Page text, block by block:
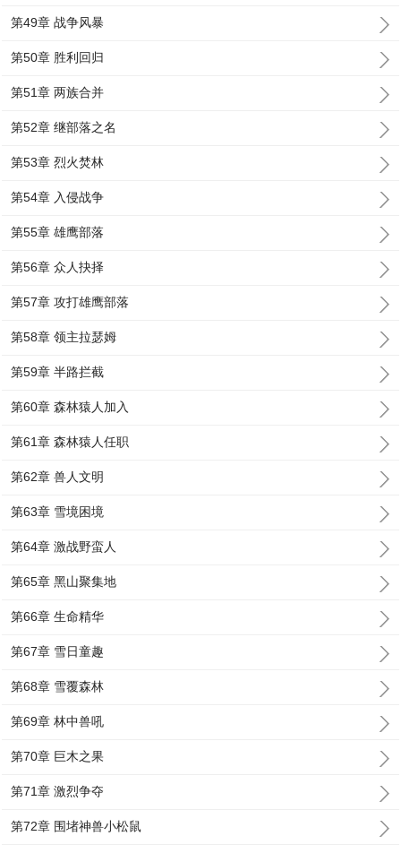
第49章 战争风暴
第50章 胜利回归
第51章 两族合并
第52章 继部落之名
第53章 烈火焚林
第54章 入侵战争
第55章 雄鹰部落
第56章 众人抉择
第57章 攻打雄鹰部落
第58章 领主拉瑟姆
第59章 半路拦截
第60章 森林猿人加入
第61章 森林猿人任职
第62章 兽人文明
第63章 雪境困境
第64章 激战野蛮人
第65章 黑山聚集地
第66章 生命精华
第67章 雪日童趣
第68章 雪覆森林
第69章 林中兽吼
第70章 巨木之果
第71章 激烈争夺
第72章 围堵神兽小松鼠